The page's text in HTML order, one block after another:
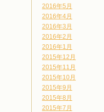
2016年5月
2016年4月
2016年3月
2016年2月
2016年1月
2015年12月
2015年11月
2015年10月
2015年9月
2015年8月
2015年7月